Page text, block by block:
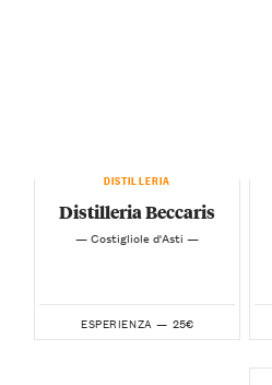
DISTILLERIA
Distilleria Beccaris
— Costigliole d'Asti —
ESPERIENZA — 25€